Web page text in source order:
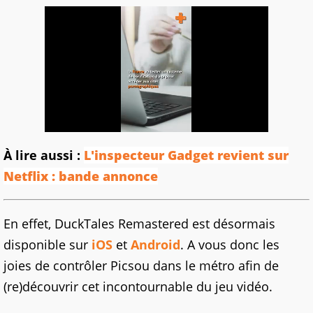
À lire aussi : L'inspecteur Gadget revient sur
Netflix : bande annonce
En effet, DuckTales Remastered est désormais
disponible sur iOS et Android. A vous donc les
joies de contrôler Picsou dans le métro afin de
(re)découvrir cet incontournable du jeu vidéo.